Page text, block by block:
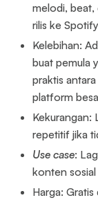
melodi, beat,
rilis ke
Kelebihan:
buat pemula
praktis
platform
Kekurangan:
repetitif jika
Use case:
konten sosial
Harga: